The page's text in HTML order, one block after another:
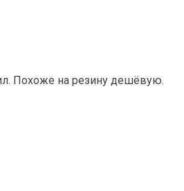
Похоже на резину дешёвую.